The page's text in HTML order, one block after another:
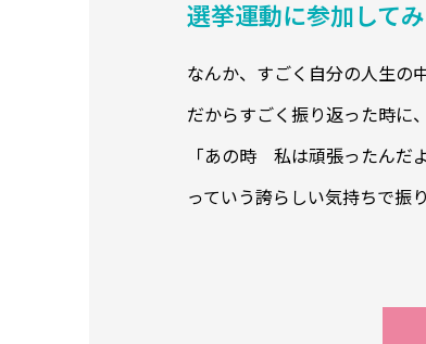
選挙運動に参加して
なんか、すごく自分の人生の
だからすごく振り返った時に、
「あの時 私は頑張ったんだよ
っていう誇らしい気持ちで振